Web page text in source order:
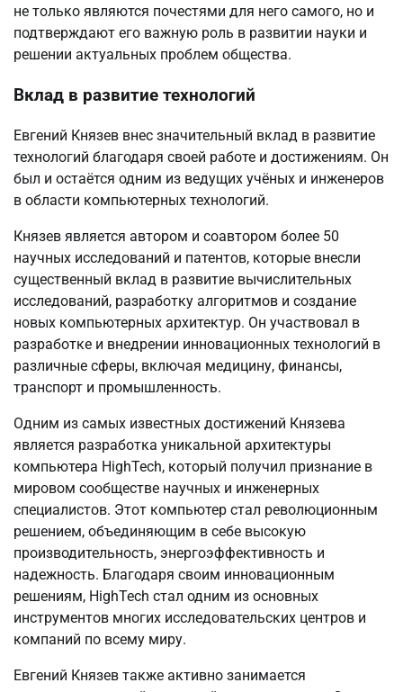
не только являются почестями для него самого, но и
подтверждают его важную роль в развитии науки и
решении актуальных проблем общества.
Вклад в развитие технологий
Евгений Князев внес значительный вклад в развитие
технологий благодаря своей работе и достижениям. Он
был и остаётся одним из ведущих учёных и инженеров
в области компьютерных технологий.
Князев является автором и соавтором более 50
научных исследований и патентов, которые внесли
существенный вклад в развитие вычислительных
исследований, разработку алгоритмов и создание
новых компьютерных архитектур. Он участвовал в
разработке и внедрении инновационных технологий в
различные сферы, включая медицину, финансы,
транспорт и промышленность.
Одним из самых известных достижений Князева
является разработка уникальной архитектуры
компьютера HighTech, который получил признание в
мировом сообществе научных и инженерных
специалистов. Этот компьютер стал революционным
решением, объединяющим в себе высокую
производительность, энергоэффективность и
надежность. Благодаря своим инновационным
решениям, HighTech стал одним из основных
инструментов многих исследовательских центров и
компаний по всему миру.
Евгений Князев также активно занимается